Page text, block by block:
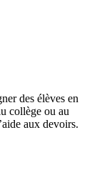
des élèves en
collège ou au
aux devoirs.